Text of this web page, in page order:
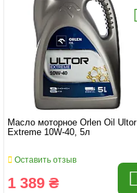
Масло моторное Orlen Oil Ultor
Extreme 10W-40, 5л
Оставить отзыв
1 389 ₴